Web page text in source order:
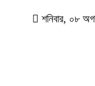
শনিবার, ০৮